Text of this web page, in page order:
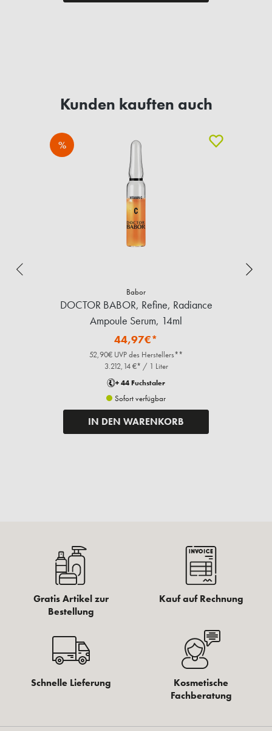
Kunden kauften auch
%
Babor
DOCTOR BABOR, Refine, Radiance
Ampoule Serum, 14ml
44,97€*
52,90€ UVP des Herstellers**
3.212,14 €* / 1 Liter
+ 44 Fuchstaler
Sofort verfügbar
IN DEN WARENKORB
Gratis Artikel zur
Bestellung
Kauf auf Rechnung
Schnelle Lieferung
Kosmetische
Fachberatung